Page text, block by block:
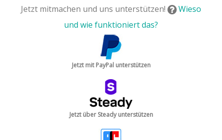
Jetzt mitmachen und uns unterstützen!
Wieso
und wie funktioniert das?
Jetzt mit PayPal unterstützen
Jetzt über Steady unterstützen